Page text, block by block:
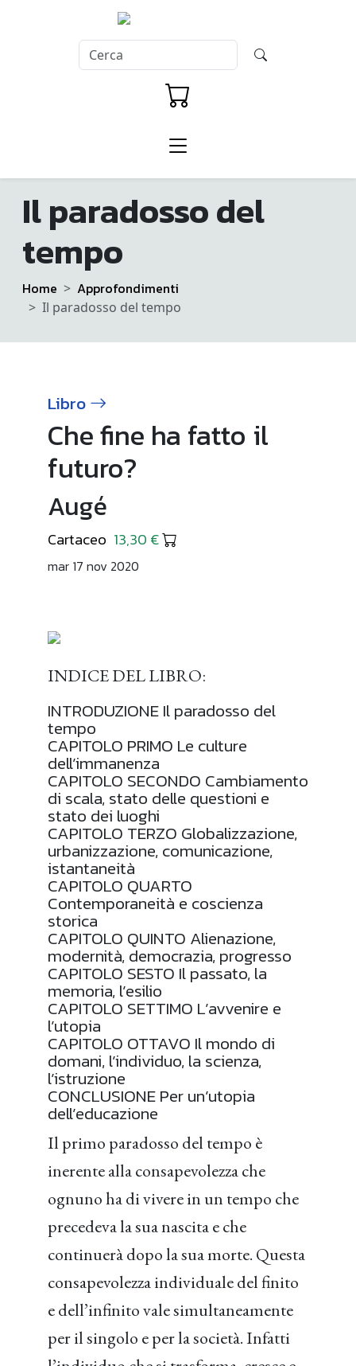
Il paradosso del
tempo
Home Approfondimenti
Il paradosso del tempo
Libro
Che fine ha fatto il
futuro?
Augé
Cartaceo 13,30 €
mar 17 nov 2020
INDICE DEL LIBRO:
INTRODUZIONE Il paradosso del
tempo
CAPITOLO PRIMO Le culture
dell’immanenza
CAPITOLO SECONDO Cambiamento
di scala, stato delle questioni e
stato dei luoghi
CAPITOLO TERZO Globalizzazione,
urbanizzazione, comunicazione,
istantaneità
CAPITOLO QUARTO
Contemporaneità e coscienza
storica
CAPITOLO QUINTO Alienazione,
modernità, democrazia, progresso
CAPITOLO SESTO Il passato, la
memoria, l’esilio
CAPITOLO SETTIMO L’avvenire e
l’utopia
CAPITOLO OTTAVO Il mondo di
domani, l’individuo, la scienza,
l’istruzione
CONCLUSIONE Per un’utopia
dell’educazione
Il primo paradosso del tempo è
inerente alla consapevolezza che
ognuno ha di vivere in un tempo che
precedeva la sua nascita e che
continuerà dopo la sua morte. Questa
consapevolezza individuale del finito
e dell’infinito vale simultaneamente
per il singolo e per la società. Infatti